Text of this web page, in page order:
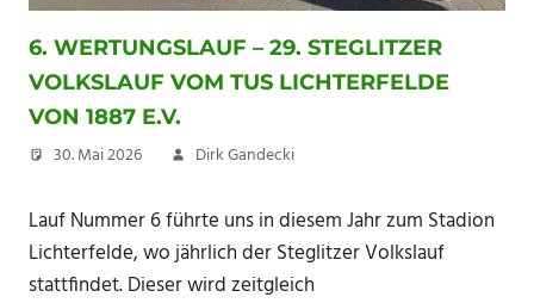
6. WERTUNGSLAUF – 29. STEGLITZER
VOLKSLAUF VOM TUS LICHTERFELDE
VON 1887 E.V.
30. Mai 2026 Dirk Gandecki
Lauf Nummer 6 führte uns in diesem Jahr zum Stadion
Lichterfelde, wo jährlich der Steglitzer Volkslauf
stattfindet. Dieser wird zeitgleich